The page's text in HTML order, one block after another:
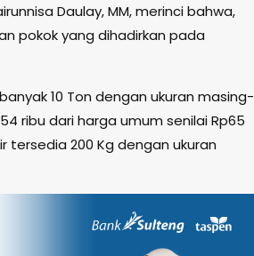
Daulay, MM, merinci bahwa,
pokok yang dihadirkan pada
10 Ton dengan ukuran masing-
ribu dari harga umum senilai Rp65
tersedia 200 Kg dengan ukuran